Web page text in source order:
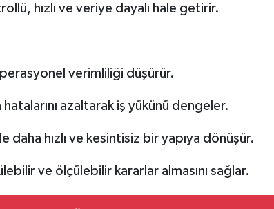
hızlı ve veriye dayalı hale getirir.
verimliliği düşürür.
azaltarak iş yükünü dengeler.
daha hızlı ve kesintisiz bir yapıya dönüşür.
ve ölçülebilir kararlar almasını sağlar.